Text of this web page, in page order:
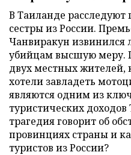
В Таиланде расследуют
сестры из России.
Чанвиракун извинился
убийцам высшую меру.
двух местных жителей,
хотели завладеть
являются одним из
туристических
трагедия говорит об
провинциях страны и
туристов из России?